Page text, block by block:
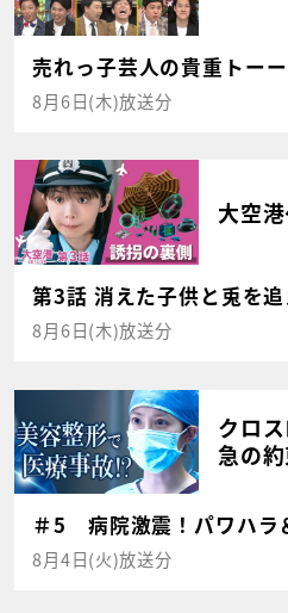
売れっ子芸人の貴重トー
8月6日(木)放送分
大空
第3話 消えた子供と兎を追
8月6日(木)放送分
クロ
急の
＃5 病院激震！パワハラ
8月4日(火)放送分